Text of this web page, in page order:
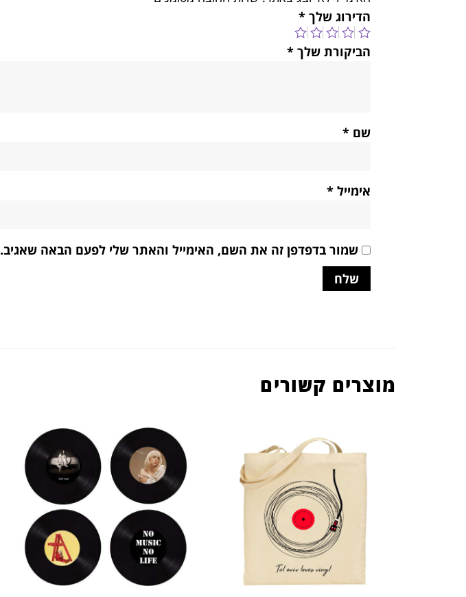
הדירוג שלך *
הביקורת שלך *
שם *
אימייל *
שמור בדפדפן זה את השם, האימייל והאתר שלי לפעם הבאה שאגיב.
מוצרים קשורים